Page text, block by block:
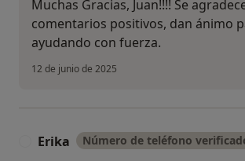
Muchas Gracias, Juan!!!! Se
comentarios positivos, dan ánimo
ayudando con fuerza.
12 de junio de 2025
Erika Número de teléfono